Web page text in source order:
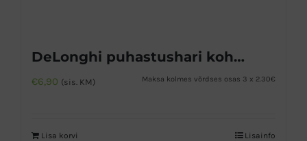
DeLonghi puhastushari kohviveskile ja kohvimasinale
€6,90 (sis. KM) Maksa kolmes võrdses osas 3 x 2.30€
Lisa korvi Lisainfo